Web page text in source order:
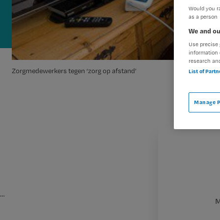
Zorgmedewerkers tegen ‘zorg op afstand’
…
Would you
as a person
We and
Use
information
research
List of
Manage